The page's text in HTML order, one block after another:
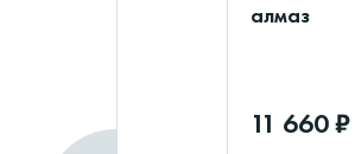
алмаз
11 660 ₽